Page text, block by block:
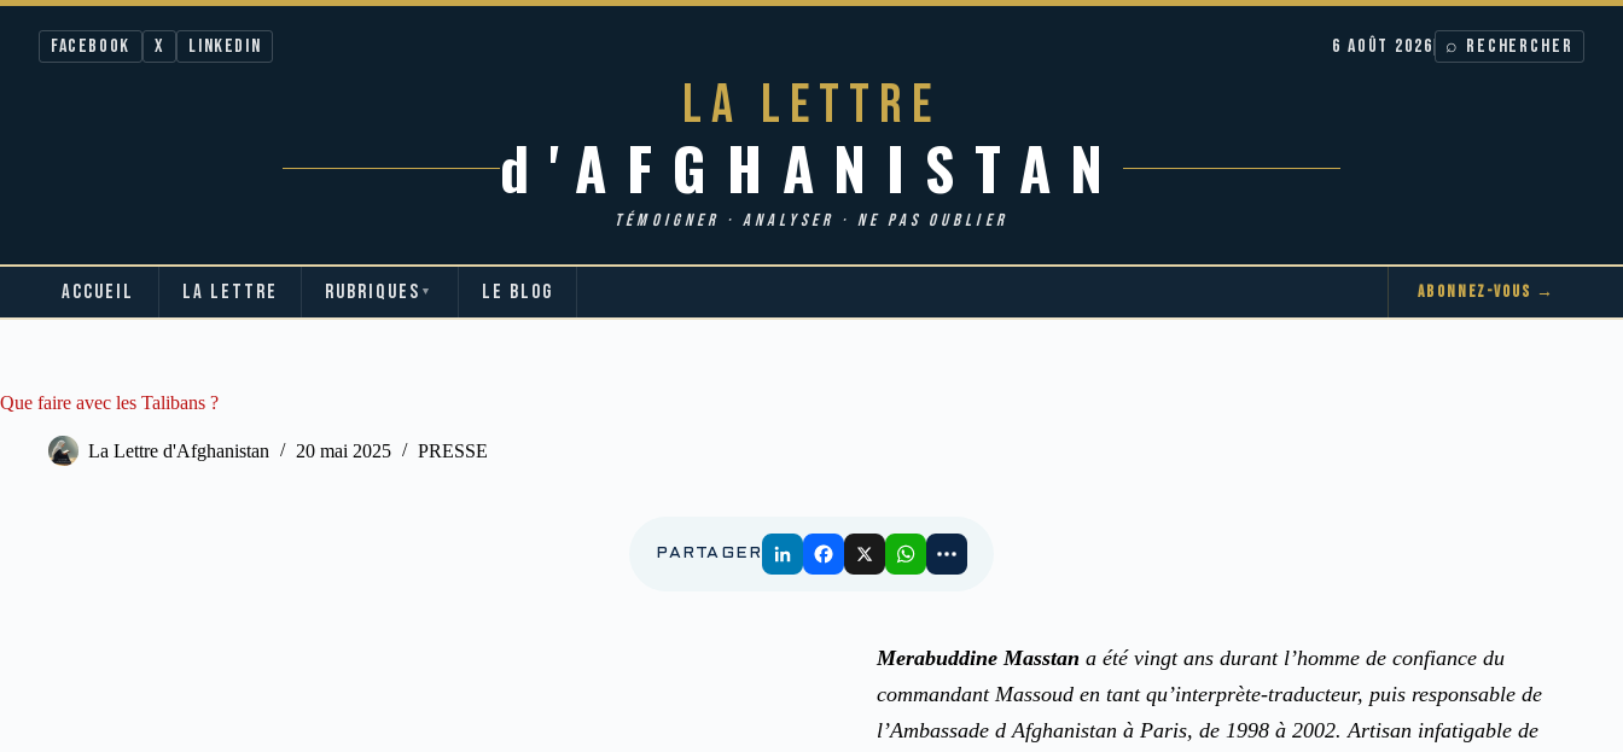
Facebook X LinkedIn 6 AOÛT 2026 ⌕ RECHERCHER
LA LETTRE
d'AFGHANISTAN
TÉMOIGNER · ANALYSER · NE PAS OUBLIER
ACCUEIL LA LETTRE RUBRIQUES ▼ LE BLOG ABONNEZ-VOUS →
Que faire avec les Talibans ?
La Lettre d'Afghanistan 20 mai 2025 PRESSE
PARTAGER
Merabuddine Masstan a été vingt ans durant l’homme de confiance du
commandant Massoud en tant qu’interprète-traducteur, puis responsable de
l’Ambassade d Afghanistan à Paris, de 1998 à 2002. Artisan infatigable de